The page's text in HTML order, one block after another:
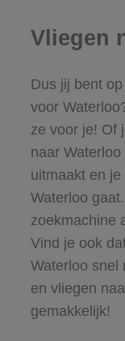
Vliegen
Dus jij bent
voor
ze voor je! Of
naar
uitmaakt en
Waterloo
zoekmachine
Vind je ook
Waterloo snel
en vliegen
gemakkelijk!